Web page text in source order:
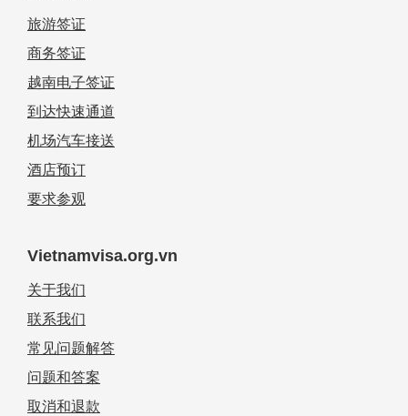
旅游签证
商务签证
越南电子签证
到达快速通道
机场汽车接送
酒店预订
要求参观
Vietnamvisa.org.vn
关于我们
联系我们
常见问题解答
问题和答案
取消和退款